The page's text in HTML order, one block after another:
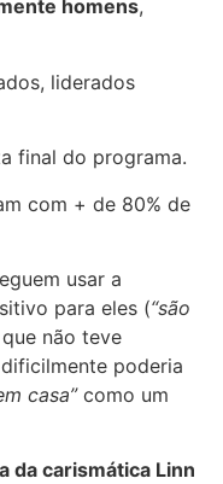
homens,
liderados
final do programa.
com + de 80% de
usar a
para eles (“são
não teve
poderia
casa”como um
da carismática Linn